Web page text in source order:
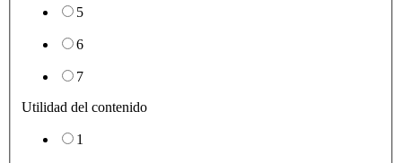
5
6
7
Utilidad del contenido
1